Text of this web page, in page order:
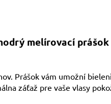
melírovací prášok
Prášok vám umožní
záťaž pre vaše vlasy
Pomoc s